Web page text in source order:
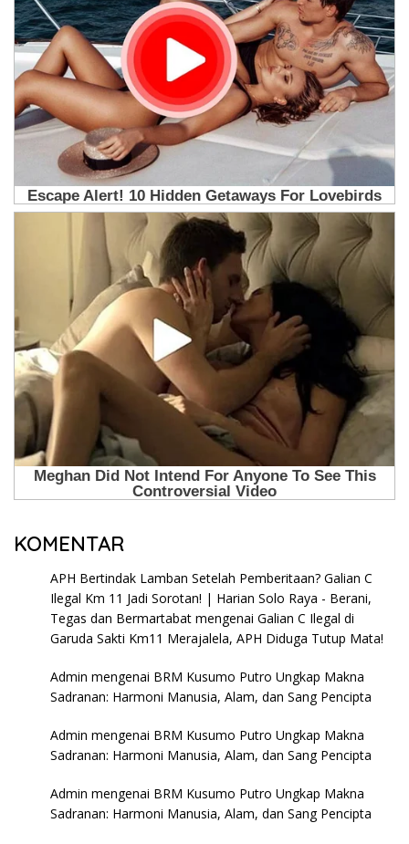
KOMENTAR
APH Bertindak Lamban Setelah Pemberitaan? Galian C
Ilegal Km 11 Jadi Sorotan! | Harian Solo Raya - Berani,
Tegas dan Bermartabat mengenai Galian C Ilegal di
Garuda Sakti Km11 Merajalela, APH Diduga Tutup Mata!
Admin mengenai BRM Kusumo Putro Ungkap Makna
Sadranan: Harmoni Manusia, Alam, dan Sang Pencipta
Admin mengenai BRM Kusumo Putro Ungkap Makna
Sadranan: Harmoni Manusia, Alam, dan Sang Pencipta
Admin mengenai BRM Kusumo Putro Ungkap Makna
Sadranan: Harmoni Manusia, Alam, dan Sang Pencipta